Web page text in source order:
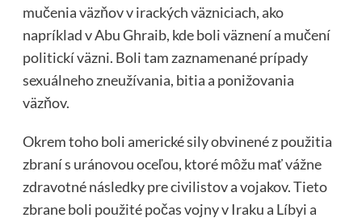
mučenia väzňov v irackých väzniciach, ako
napríklad v Abu Ghraib, kde boli väznení a mučení
politickí väzni. Boli tam zaznamenané prípady
sexuálneho zneužívania, bitia a ponižovania
väzňov.
Okrem toho boli americké sily obvinené z použitia
zbraní s uránovou oceľou, ktoré môžu mať vážne
zdravotné následky pre civilistov a vojakov. Tieto
zbrane boli použité počas vojny v Iraku a Líbyi a